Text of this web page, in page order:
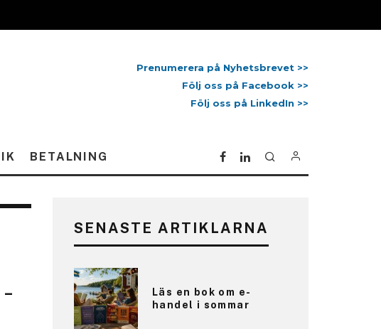
Prenumerera på Nyhetsbrevet >>
Följ oss på Facebook >>
Följ oss på LinkedIn >>
BETALNING
SENASTE ARTIKLARNA
Läs en bok om e-
handel i sommar